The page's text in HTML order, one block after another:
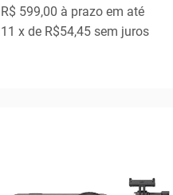
R$ 599,00 à prazo em até
11 x de R$54,45 sem juros